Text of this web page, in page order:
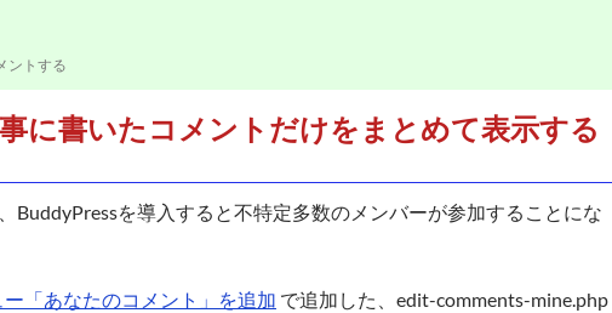
ントする
に書いたコメントだけをまとめて表示する
BuddyPressを導入すると不特定多数のメンバーが参加することにな
「あなたのコメント」を追加 で追加した、edit-comments-mine.php